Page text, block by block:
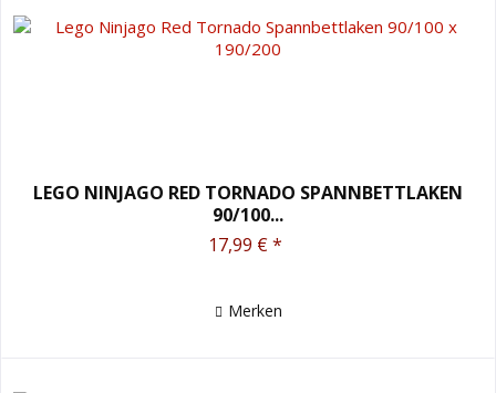
LEGO NINJAGO RED TORNADO SPANNBETTLAKEN
90/100...
17,99 € *
Merken